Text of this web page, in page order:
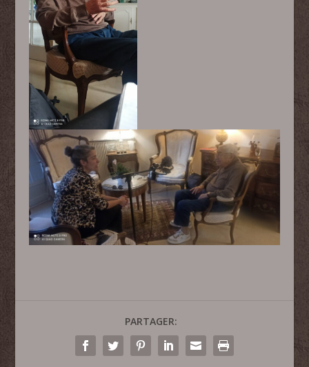
PARTAGER: